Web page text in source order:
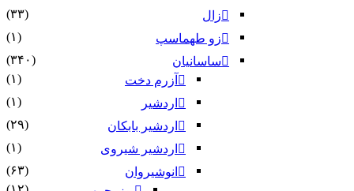
زال
(۳۳)
زو طهماسپ‏
(۱)
ساسانیان
(۳۴۰)
آزرم دخت
(۱)
اردشیر
(۱)
اردشیر بابکان
(۲۹)
اردشیر شیروی
(۱)
انوشیروان
(۶۳)